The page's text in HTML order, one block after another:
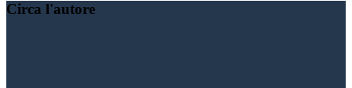
Circa l'autore